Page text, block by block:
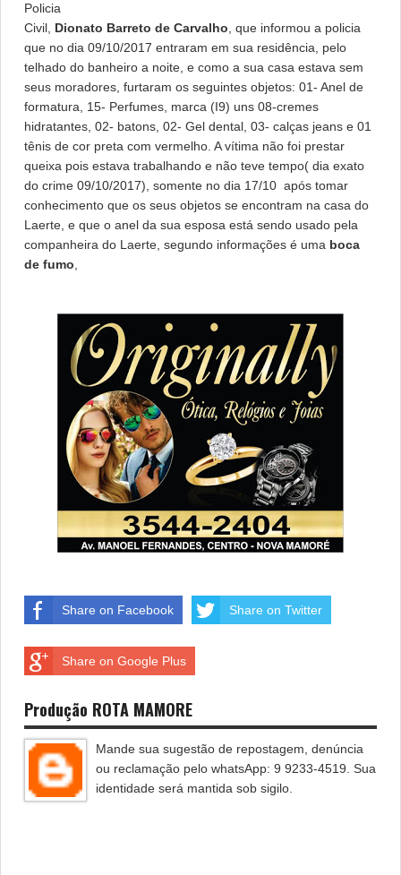
Policia
Civil, Dionato Barreto de Carvalho , que informou a policia
que no dia 09/10/2017 entraram em sua residência, pelo
telhado do banheiro a noite, e como a sua casa estava sem
seus moradores, furtaram os seguintes objetos: 01- Anel de
formatura, 15- Perfumes, marca (I9) uns 08-cremes
hidratantes, 02- batons, 02- Gel dental, 03- calças jeans e 01
tênis de cor preta com vermelho. A vítima não foi prestar
queixa pois estava trabalhando e não teve tempo( dia exato
do crime 09/10/2017), somente no dia 17/10 após tomar
conhecimento que os seus objetos se encontram na casa do
Laerte, e que o anel da sua esposa está sendo usado pela
companheira do Laerte, segundo informações é uma boca
de fumo
Share on Facebook Share on Twitter
Share on Google Plus
Produção ROTA MAMORE
Mande sua sugestão de repostagem, denúncia
ou reclamação pelo whatsApp: 9 9233-4519. Sua
identidade será mantida sob sigilo.